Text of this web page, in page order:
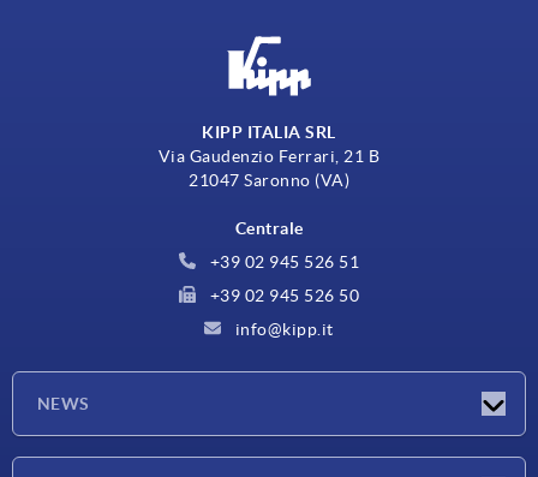
KIPP ITALIA SRL
Via Gaudenzio Ferrari, 21 B
21047 Saronno (VA)
Centrale
+39 02 945 526 51
+39 02 945 526 50
info@kipp.it
NEWS